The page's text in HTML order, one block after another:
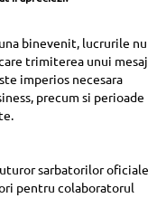
binevenit, lucrurile nu
trimiterea unui mesaj
imperios necesara
precum si perioade
sarbatorilor oficiale
pentru colaboratorul